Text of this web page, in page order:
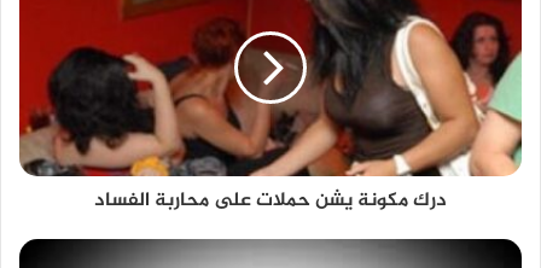
درك مكونة يشن حملات على محاربة الفساد